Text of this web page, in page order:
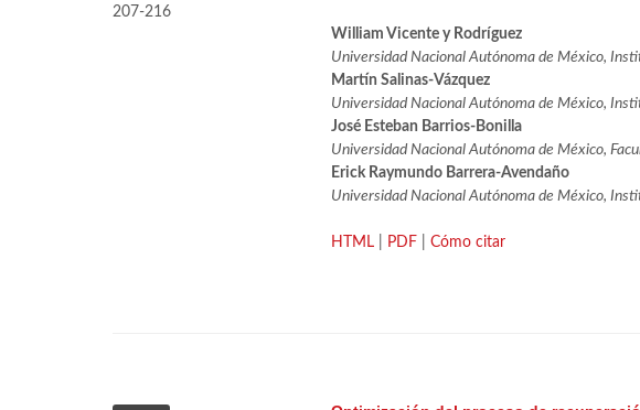
207-216
William Vicente y Rodríguez
Universidad Nacional Autónoma de México,
Martín Salinas-Vázquez
Universidad Nacional Autónoma de México,
José Esteban Barrios-Bonilla
Universidad Nacional Autónoma de México,
Erick Raymundo Barrera-Avendaño
Universidad Nacional Autónoma de México,
HTML| PDF Cómo citar